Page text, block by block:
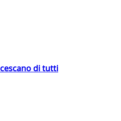
di tutti